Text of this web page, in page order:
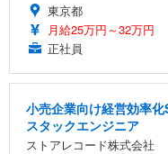
東京都
月給25万円～32万円
正社員
小売企業向け経営効率
スタックエンジニア
ストアレコード株式会社